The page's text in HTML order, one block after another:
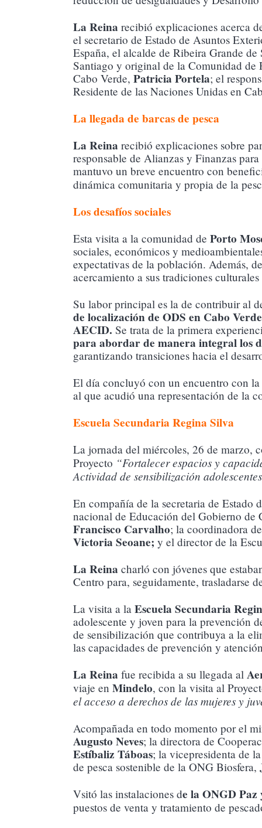
La Reina recibió explicaciones acerca
el secretario de Estado de Asuntos
España, el alcalde de Ribeira Grande
Santiago y original de la Comunidad
Cabo Verde, Patricia Portela; el
Residente de las Naciones Unidas en
La llegada de barcas de pesca
La Reina recibió explicaciones sobre
responsable de Alianzas y Finanzas
mantuvo un breve encuentro con
dinámica comunitaria y propia de la
Los desafíos sociales
Esta visita a la comunidad de Porto
sociales, económicos y
expectativas de la población. Además,
acercamiento a sus tradiciones
Su labor principal es la de contribuir al
de localización de ODS en Cabo
AECID. Se trata de la primera
para abordar de manera integral los
garantizando transiciones hacia el
El día concluyó con un encuentro con
al que acudió una representación de la
Escuela Secundaria Regina Silva
La jornada del miércoles, 26 de marzo,
Proyecto “Fortalecer espacios y
Actividad de sensibilización
En compañía de la secretaria de
nacional de Educación del Gobierno de
Francisco Carvalho; la coordinadora
Victoria Seoane; y el director de la
La Reina charló con jóvenes que
Centro para, seguidamente, trasladarse
La visita a la Escuela Secundaria
adolescente y joven para la prevención
de sensibilización que contribuya a la
las capacidades de prevención y
La Reina fue recibida a su llegada al
viaje en Mindelo, con la visita al
el acceso a derechos de las mujeres y
Acompañada en todo momento por el
Augusto Neves; la directora de
Estíbaliz Táboas; la vicepresidenta de
de pesca sostenible de la ONG Biosfera,
Vsitó las instalaciones de la ONGD
puestos de venta y tratamiento de